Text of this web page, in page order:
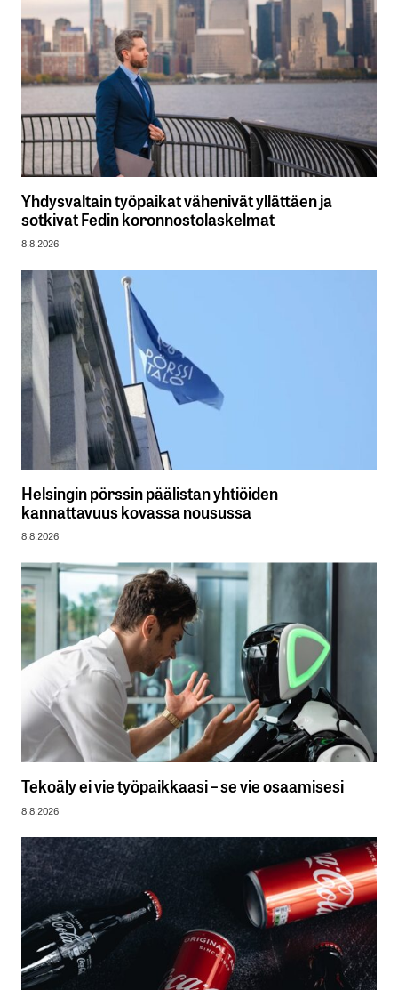
Yhdysvaltain työpaikat vähenivät yllättäen ja
sotkivat Fedin koronnostolaskelmat
8.8.2026
Helsingin pörssin päälistan yhtiöiden
kannattavuus kovassa nousussa
8.8.2026
Tekoäly ei vie työpaikkaasi – se vie osaamisesi
8.8.2026